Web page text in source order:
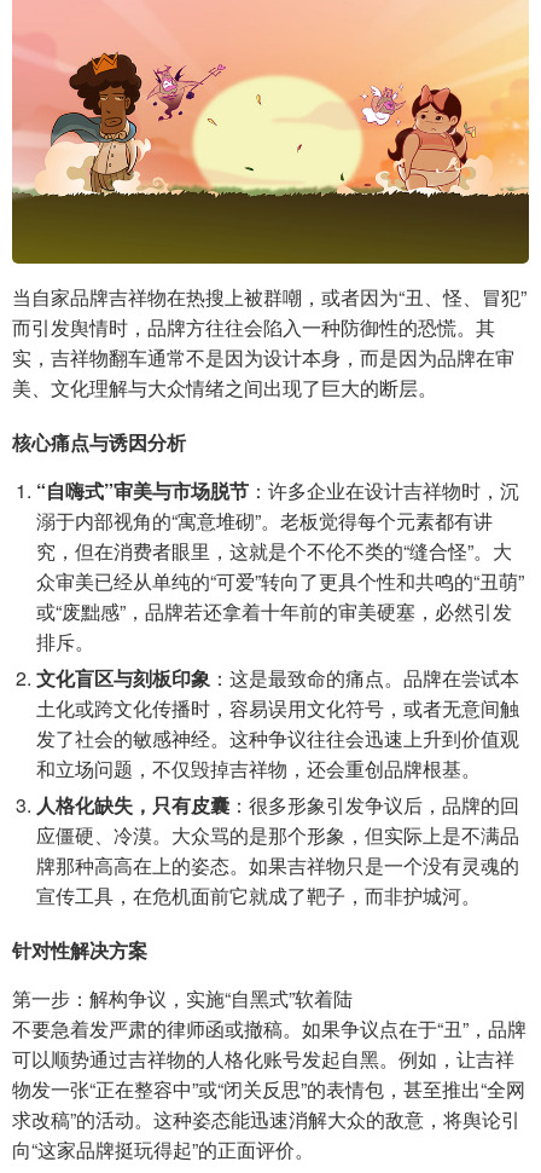
当自家品牌吉祥物在热搜上被群嘲，或者因为“丑、怪、冒犯”
而引发舆情时，品牌方往往会陷入一种防御性的恐慌。其
实，吉祥物翻车通常不是因为设计本身，而是因为品牌在审
美、文化理解与大众情绪之间出现了巨大的断层。
核心痛点与诱因分析
“自嗨式”审美与市场脱节 ：许多企业在设计吉祥物时，沉
溺于内部视角的“寓意堆砌”。老板觉得每个元素都有讲
究，但在消费者眼里，这就是个不伦不类的“缝合怪”。大
众审美已经从单纯的“可爱”转向了更具个性和共鸣的“丑萌”
或“废黜感”，品牌若还拿着十年前的审美硬塞，必然引发
排斥。
文化盲区与刻板印象 ：这是最致命的痛点。品牌在尝试本
土化或跨文化传播时，容易误用文化符号，或者无意间触
发了社会的敏感神经。这种争议往往会迅速上升到价值观
和立场问题，不仅毁掉吉祥物，还会重创品牌根基。
人格化缺失，只有皮囊 ：很多形象引发争议后，品牌的回
应僵硬、冷漠。大众骂的是那个形象，但实际上是不满品
牌那种高高在上的姿态。如果吉祥物只是一个没有灵魂的
宣传工具，在危机面前它就成了靶子，而非护城河。
针对性解决方案
第一步：解构争议，实施“自黑式”软着陆
不要急着发严肃的律师函或撤稿。如果争议点在于“丑”，品牌
可以顺势通过吉祥物的人格化账号发起自黑。例如，让吉祥
物发一张“正在整容中”或“闭关反思”的表情包，甚至推出“全网
求改稿”的活动。这种姿态能迅速消解大众的敌意，将舆论引
向“这家品牌挺玩得起”的正面评价。